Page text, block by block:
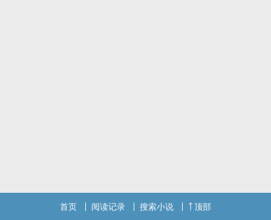
首页 阅读记录 搜索小说 顶部